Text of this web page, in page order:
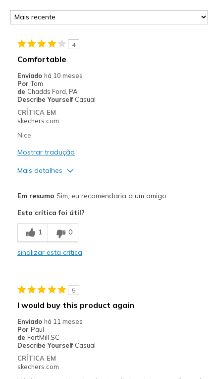
4
Comfortable
Enviado há 10 meses
Por Tom
de Chadds Ford, PA
Describe Yourself Casual
CRÍTICA EM
skechers.com
Nice
Mostrar tradução
Mais detalhes
Comfortable
Melhores utilizações
Casual Wear
Sizing
Feels true to size
View On Shoes
Shoes are for Wearing
Em resumo Sim, eu recomendaria a um amigo
Esta crítica foi útil?
1 0
sinalizar esta crítica
5
I would buy this product again
Enviado há 11 meses
Por Paul
de FortMill SC
Describe Yourself Casual
CRÍTICA EM
skechers.com